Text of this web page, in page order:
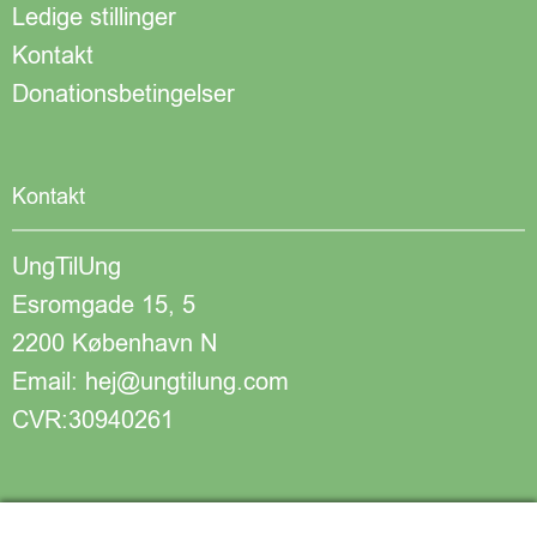
Ledige stillinger
Kontakt
Donationsbetingelser
Kontakt
UngTilUng
Esromgade 15, 5
2200 København N
Email: hej@ungtilung.com
CVR:30940261